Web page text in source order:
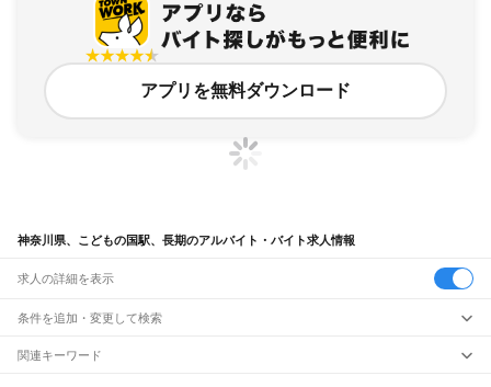
アプリを無料ダウンロード
神奈川県、こどもの国駅、長期のアルバイト・バイト求人情報
求人の詳細を表示
条件を追加・変更して検索
市区町村を追加・変更
関連キーワード